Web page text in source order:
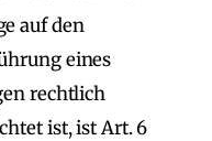
auf den
eines
rechtlich
ist, ist Art. 6